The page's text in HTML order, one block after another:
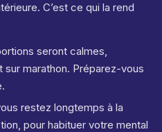
C’est ce qui la rend
seront calmes,
marathon. Préparez-vous
restez longtemps à la
pour habituer votre mental